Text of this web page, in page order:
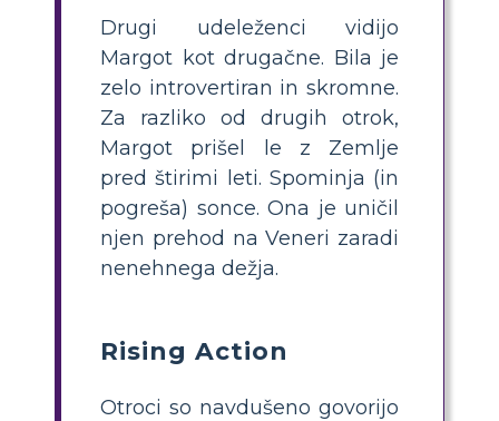
Drugi udeleženci vidijo
Margot kot drugačne. Bila je
zelo introvertiran in skromne.
Za razliko od drugih otrok,
Margot prišel le z Zemlje
pred štirimi leti. Spominja (in
pogreša) sonce. Ona je uničil
njen prehod na Veneri zaradi
nenehnega dežja.
Rising Action
Otroci so navdušeno govorijo